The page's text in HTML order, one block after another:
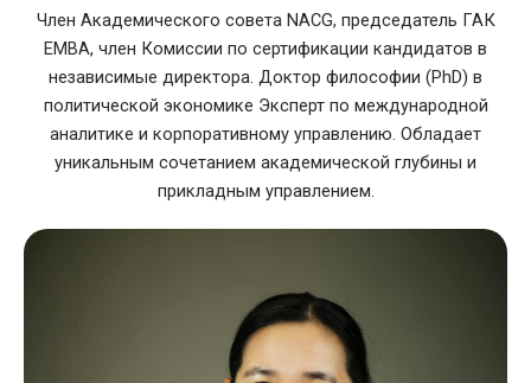
Член Академического совета NACG, председатель ГАК
EMBA, член Комиссии по сертификации кандидатов в
независимые директора. Доктор философии (PhD) в
политической экономике Эксперт по международной
аналитике и корпоративному управлению. Обладает
уникальным сочетанием академической глубины и
прикладным управлением.